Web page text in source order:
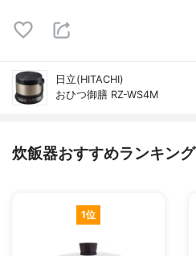
日立(HITACHI)
おひつ御膳 RZ-WS4M
炊飯器おすすめランキング
1位